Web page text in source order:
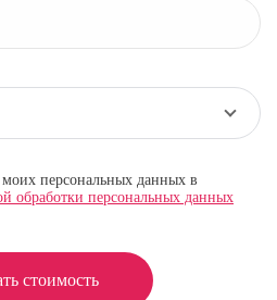
моих персональных данных в
обработки персональных данных
стоимость